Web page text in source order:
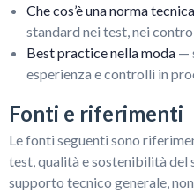
Che cos’è una norma tecnica
standard nei test, nei
Best practice nella moda —
esperienza e controlli in
Fonti e riferimenti
Le fonti seguenti sono
test, qualità e sostenibilità del
supporto tecnico generale,